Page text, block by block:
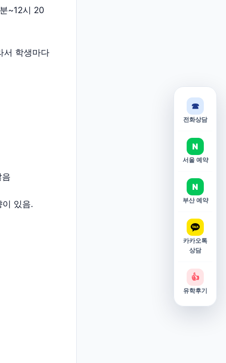
~12시 20
서 학생마다
있음.
☎
전화상담
N
서울 예약
N
부산 예약
카카오톡
상담
👍
유학후기